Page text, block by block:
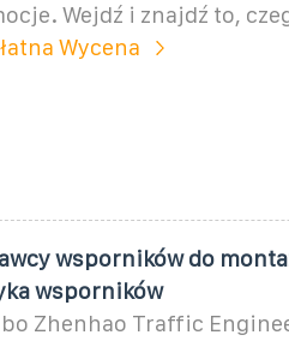
Wejdź i znajdź to,
Wycena
wsporników do
wsporników
Zhenhao Traffic